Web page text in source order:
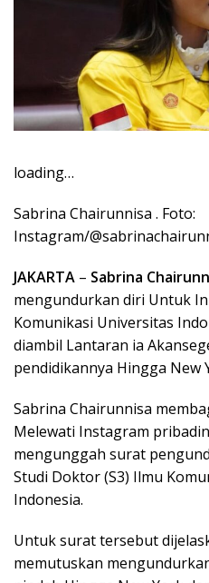
loading…
Sabrina Chairunnisa . Foto:
Instagram/
JAKARTA – Sabrina
mengundurkan diri Untuk
Komunikasi Universitas
diambil Lantaran ia
pendidikannya Hingga New
Sabrina Chairunnisa
Melewati Instagram
mengunggah surat
Studi Doktor (S3) Ilmu
Indonesia.
Untuk surat tersebut
memutuskan